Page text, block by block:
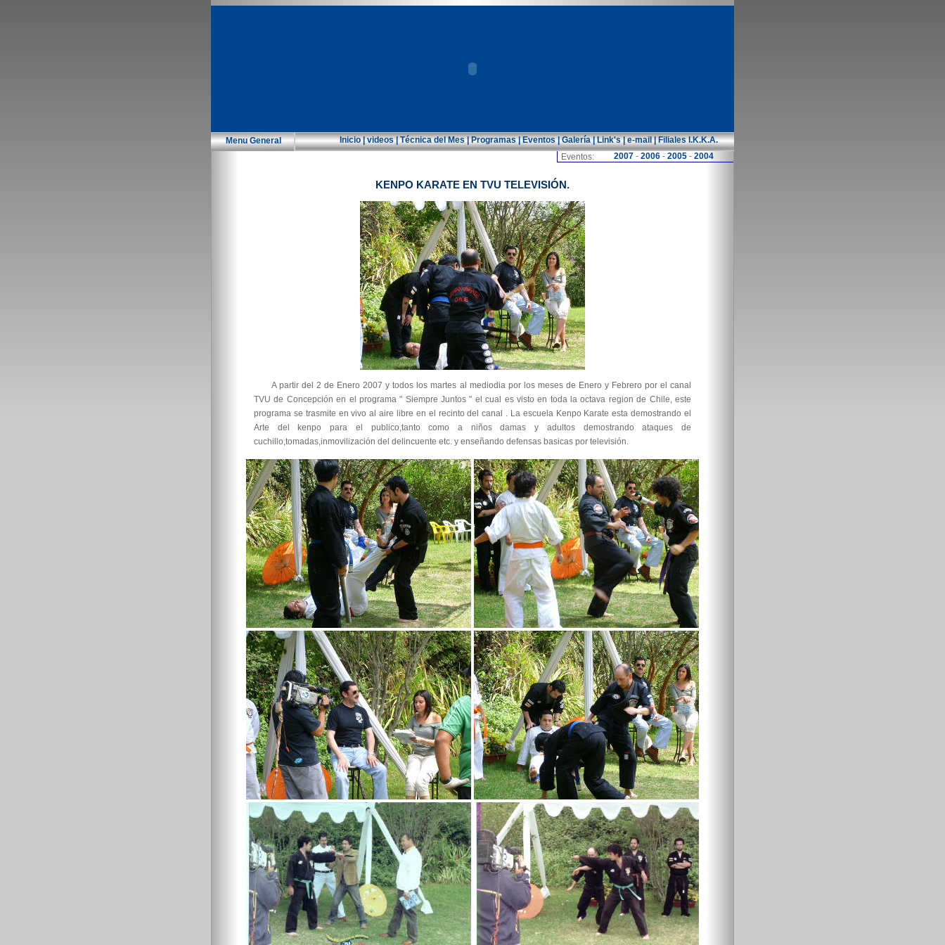
Menu General Inicio|videos|Técnica del Mes|Programas|Eventos|Galería|Link's|e-mail|Filiales I.K.K.A.
Eventos:
2007 - 2006 - 2005 - 2004
KENPO KARATE EN TVU TELEVISIÓN.
A partir del 2 de Enero 2007 y todos los martes al mediodia por los meses de Enero y Febrero por el canal
TVU de Concepción en el programa " Siempre Juntos " el cual es visto en toda la octava region de Chile, este
programa se trasmite en vivo al aire libre en el recinto del canal . La escuela Kenpo Karate esta demostrando el
Arte del kenpo para el publico,tanto como a niños damas y adultos demostrando ataques de
cuchillo,tomadas,inmovilización del delincuente etc. y enseñando defensas basicas por televisión.